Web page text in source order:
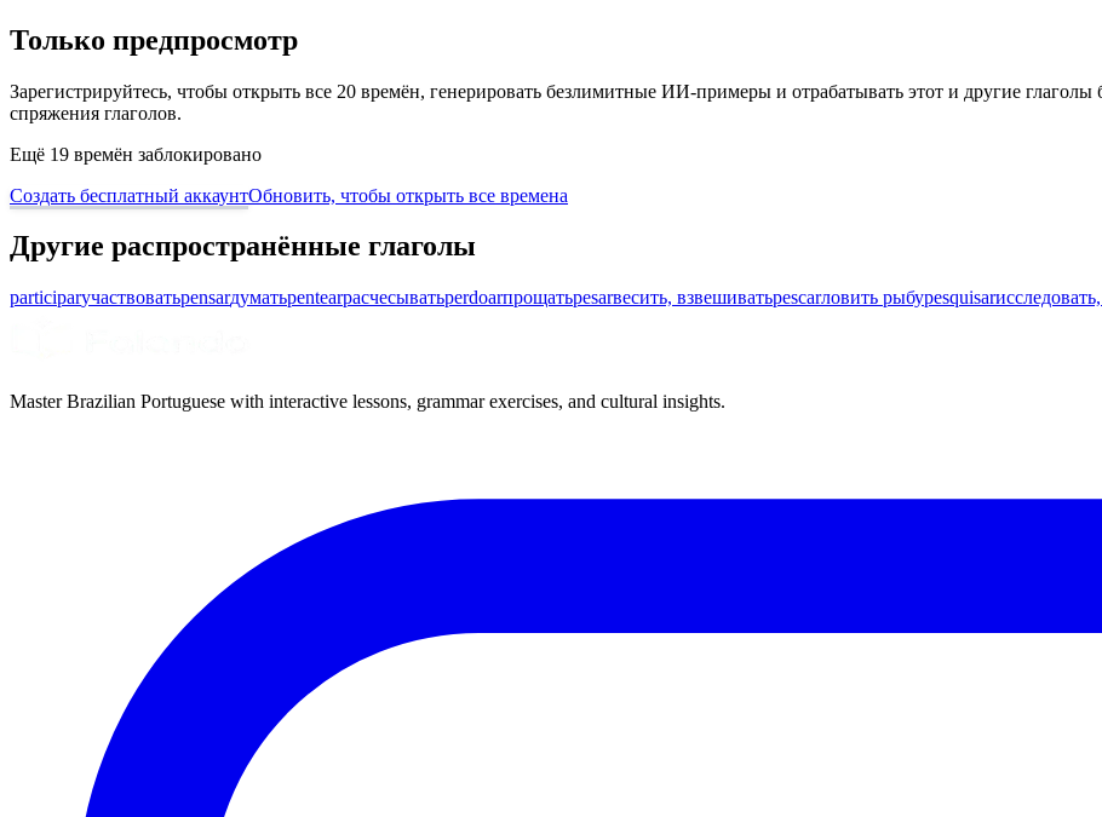
Только предпросмотр
Зарегистрируйтесь, чтобы открыть все 20 времён, генерировать безлимитные ИИ-примеры и отрабатывать этот и другие
спряжения глаголов.
Ещё 19 времён заблокировано
Создать бесплатный аккаунтОбновить, чтобы открыть все времена
Другие распространённые глаголы
participarучаствоватьpensarдуматьpentearрасчесыватьperdoarпрощатьpesarвесить, взвешиватьpescarловить рыбуpesquisar
Master Brazilian Portuguese with interactive lessons, grammar exercises, and cultural insights.